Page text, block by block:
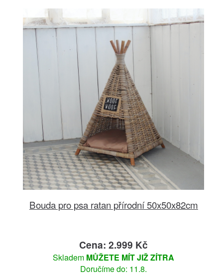
Bouda pro psa ratan přírodní 50x50x82cm
Cena: 2.999 Kč
Skladem MŮŽETE MÍT JIŽ ZÍTRA
Doručíme do: 11.8.